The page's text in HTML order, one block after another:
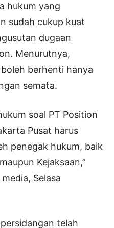
hukum yang
sudah cukup kuat
dugaan
Menurutnya,
berhenti hanya
semata.
soal PT Position
Pusat harus
penegak hukum, baik
Kejaksaan,”
Selasa
telah